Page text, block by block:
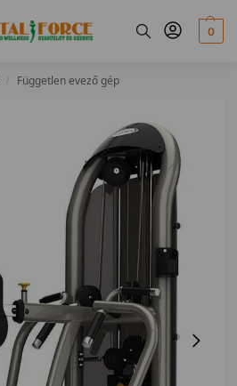
0
/ Független evező gép